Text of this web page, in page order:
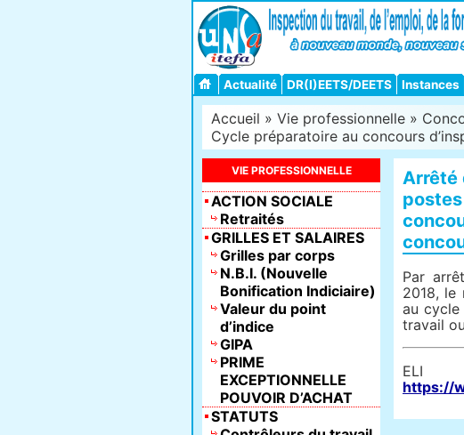
Actualité DR(I)EETS/DEETS Instances
Accueil » Vie professionnelle »
Cycle préparatoire au concours
Arrêté
Par
2018, le
au cycle
travail
https://
VIE PROFESSIONNELLE
ACTION SOCIALE
Retraités
GRILLES ET SALAIRES
Grilles par corps
N.B.I. (Nouvelle
Bonification Indiciaire)
Valeur du point
d’indice
GIPA
PRIME
EXCEPTIONNELLE
POUVOIR D’ACHAT
STATUTS